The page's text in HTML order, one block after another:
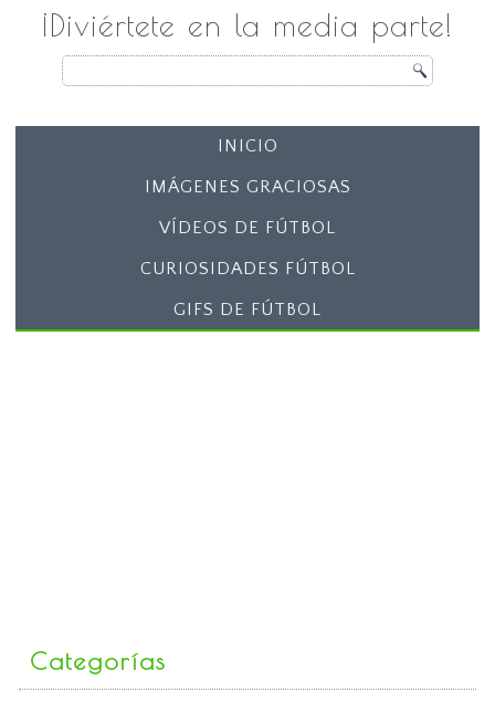
¡Diviértete en la media parte!
INICIO
IMÁGENES GRACIOSAS
VÍDEOS DE FÚTBOL
CURIOSIDADES FÚTBOL
GIFS DE FÚTBOL
Categorías